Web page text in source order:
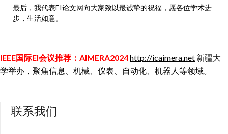
最后，我代表EI论文网向大家致以最诚挚的祝福，愿各位学术进
步，生活如意。
IEEE国际EI会议推荐：AIMERA2024http://icaimera.net 新疆大
学举办，聚焦信息、机械、仪表、自动化、机器人等领域。
联系我们